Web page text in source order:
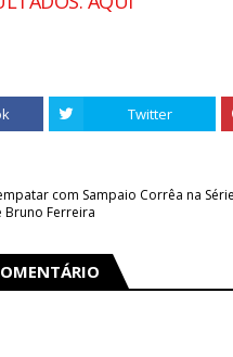
Twitter
com Sampaio Corrêa na
Ferreira